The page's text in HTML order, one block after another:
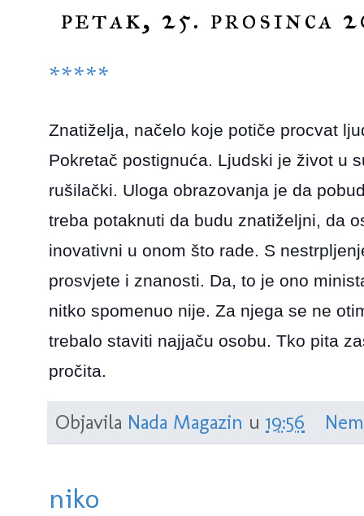
petak, 25. prosinca
*****
Znatiželja, načelo koje potiče procvat
Pokretač postignuća. Ljudski je život u
rušilački. Uloga obrazovanja je da
treba potaknuti da budu znatiželjni, da
inovativni u onom što rade. S
prosvjete i znanosti. Da, to je ono
nitko spomenuo nije. Za njega se ne
trebalo staviti najjaču osobu. Tko pita
pročita.
Objavila Nada Magazin u 19:56
niko